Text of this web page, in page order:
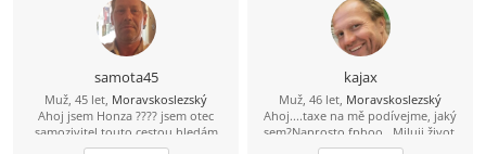
samota45
Muž, 45 let, Moravskoslezský
Ahoj jsem Honza ???? jsem otec
samozivitel touto cestou hledám
lásku porozumění a upsymnost.
kajax
Muž, 46 let, Moravskoslezský
Ahoj....taxe na mě podívejme, jaký
sem?Naprosto fphoo...Miluji život,
rád se směju, miluji sluníčko, sem